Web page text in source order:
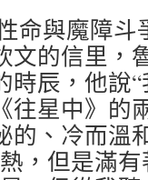
命與魔障
文的信里，
時辰，他說
往星中》的
的、冷而溫
，但是滿